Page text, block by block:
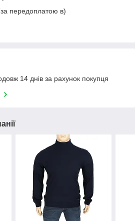
передоплатою в)
14 днів за рахунок покупця